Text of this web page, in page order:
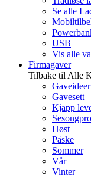
Se alle
USB
Vis alle
Firmagaver
Tilbake til Alle
Gaveideer
Gavesett
Kjapp
Høst
Påske
Sommer
Vår
Vinter